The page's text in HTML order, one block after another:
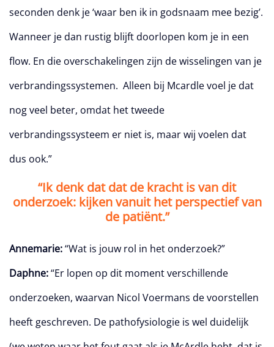
seconden denk je ‘waar ben ik in godsnaam mee bezig’.
Wanneer je dan rustig blijft doorlopen kom je in een
flow. En die overschakelingen zijn de wisselingen van je
verbrandingssystemen. Alleen bij Mcardle voel je dat
nog veel beter, omdat het tweede
verbrandingssysteem er niet is, maar wij voelen dat
dus ook.”
“Ik denk dat dat de kracht is van dit
onderzoek: kijken vanuit het perspectief van
de patiënt.”
Annemarie:“Wat is jouw rol in het onderzoek?”
Daphne:“Er lopen op dit moment verschillende
onderzoeken, waarvan Nicol Voermans de voorstellen
heeft geschreven. De pathofysiologie is wel duidelijk